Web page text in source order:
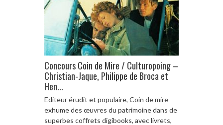
Concours Coin de Mire / Culturopoing –
Christian-Jaque, Philippe de Broca et
Hen...
Editeur érudit et populaire, Coin de mire
exhume des œuvres du patrimoine dans de
superbes coffrets digibooks, avec livrets,